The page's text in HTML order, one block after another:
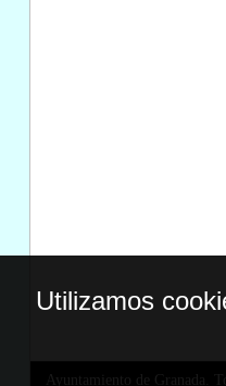
Ayuntamiento de Granada.
Utilizamos